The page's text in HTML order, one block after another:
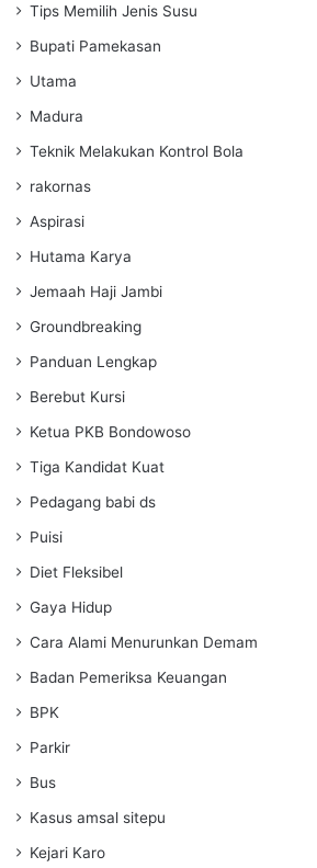
Tips Memilih Jenis Susu
Bupati Pamekasan
Utama
Madura
Teknik Melakukan Kontrol Bola
rakornas
Aspirasi
Hutama Karya
Jemaah Haji Jambi
Groundbreaking
Panduan Lengkap
Berebut Kursi
Ketua PKB Bondowoso
Tiga Kandidat Kuat
Pedagang babi ds
Puisi
Diet Fleksibel
Gaya Hidup
Cara Alami Menurunkan Demam
Badan Pemeriksa Keuangan
BPK
Parkir
Bus
Kasus amsal sitepu
Kejari Karo